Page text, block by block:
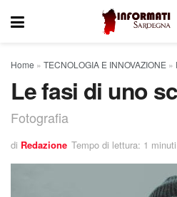
Home » TECNOLOGIA E INNOVAZIONE »
Le fasi di uno
Fotografia
di Redazione Tempo di lettura: 1 minuti